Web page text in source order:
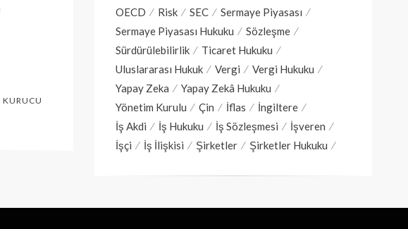
KURUCU
OECD
Risk SEC
Sermaye Piyasası
Sermaye Piyasası Hukuku
Sözleşme
Sürdürülebilirlik
Ticaret Hukuku
Uluslararası Hukuk
Vergi
Vergi Hukuku
Yapay Zeka
Yapay Zekâ Hukuku
Yönetim Kurulu
Çin İflas
İngiltere
İş Akdi
İş Hukuku İş Sözleşmesi
İşveren
İşçi
İş İlişkisi Şirketler Şirketler Hukuku